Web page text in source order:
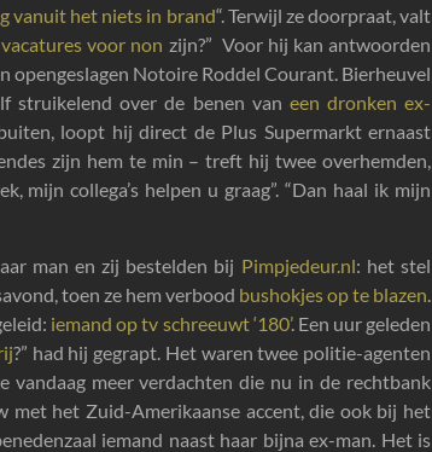
vanuit het niets in brand“. Terwijl ze doorpraat, valt
vacatures voor non zijn?” Voor hij kan antwoorden
opengeslagen Notoire Roddel Courant. Bierheuvel
struikelend over de benen van een dronken ex-
loopt hij direct de Plus Supermarkt ernaast
zijn hem te min – treft hij twee overhemden,
mijn collega’s helpen u graag”. “Dan haal ik mijn
man en zij bestelden bij Pimpjedeur.nl: het stel
toen ze hem verbood bushokjes op te blazen.
iemand op tv schreeuwt ‘180’. Een uur geleden
?” had hij gegrapt. Het waren twee politie-agenten
vandaag meer verdachten die nu in de rechtbank
het Zuid-Amerikaanse accent, die ook bij het
iemand naast haar bijna ex-man. Het is